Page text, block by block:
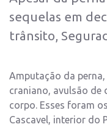
sequelas em
trânsito,
Amputação da
craniano, avulsão de
corpo. Esses foram
Cascavel, interior do